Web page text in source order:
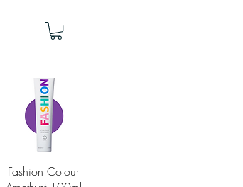
Schnellansicht
Fashion Colour